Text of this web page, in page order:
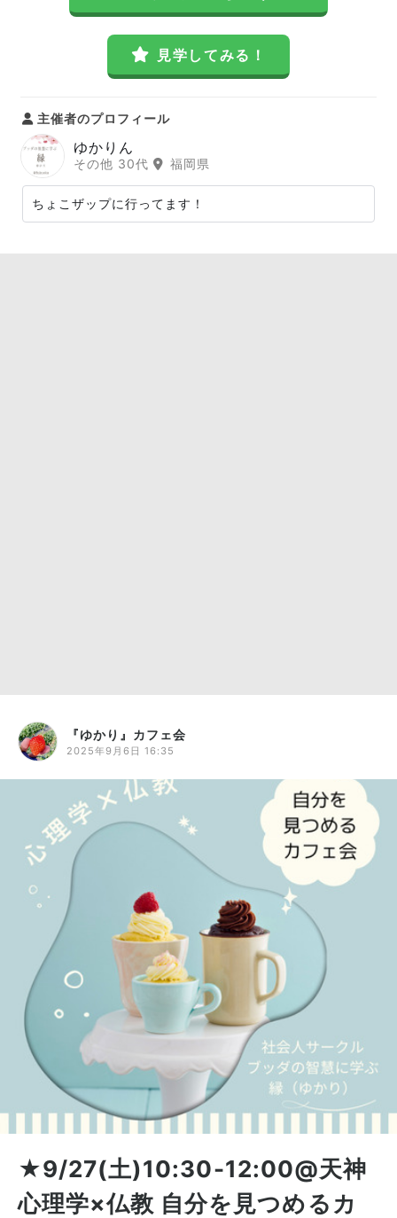
見学してみる！
主催者のプロフィール
ゆかりん
その他 30代 福岡県
ちょこザップに行ってます！
『ゆかり』カフェ会
2025年9月6日 16:35
★9/27(土)10:30-12:00@天神
心理学×仏教 自分を見つめるカ